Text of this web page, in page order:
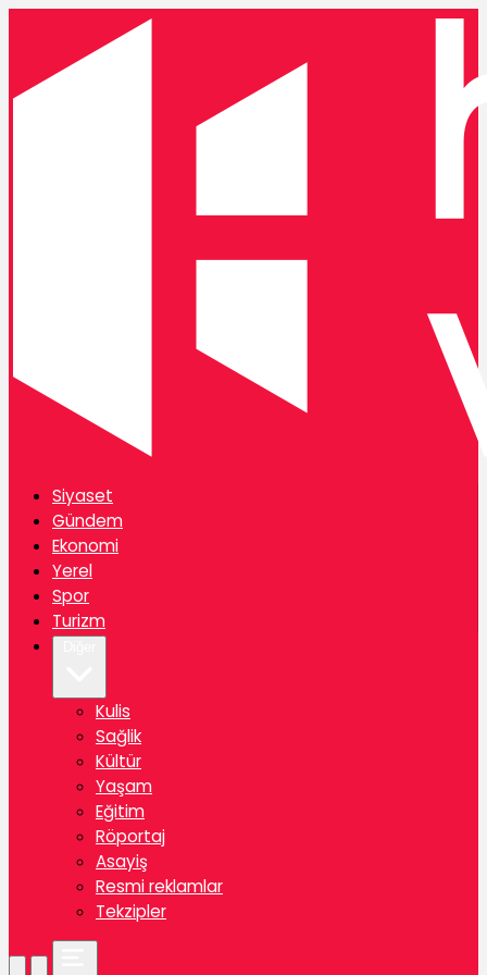
Siyaset
Gündem
Ekonomi
Yerel
Spor
Turizm
Kulis
Sağlik
Kültür
Yaşam
Eğitim
Röportaj
Asayiş
Resmi reklamlar
Tekzipler